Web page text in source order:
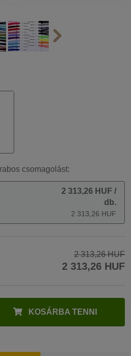
csomagolást:
2 313,26 HUF /
db.
2 313,26 HUF
2 313,26 HUF
2 313,26 HUF
KOSÁRBA TENNI